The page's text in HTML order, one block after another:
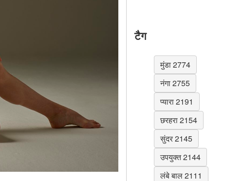
टैग
मुंडा 2774
नंगा 2755
प्यारा 2191
छरहरा 2154
सुंदर 2145
उपयुक्त 2144
लंबे बाल 2111